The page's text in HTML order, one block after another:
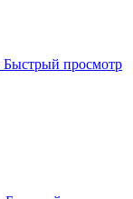
Быстрый просмотр